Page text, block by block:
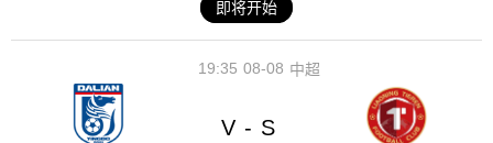
即将开始
08-08
19:35 中超
V - S